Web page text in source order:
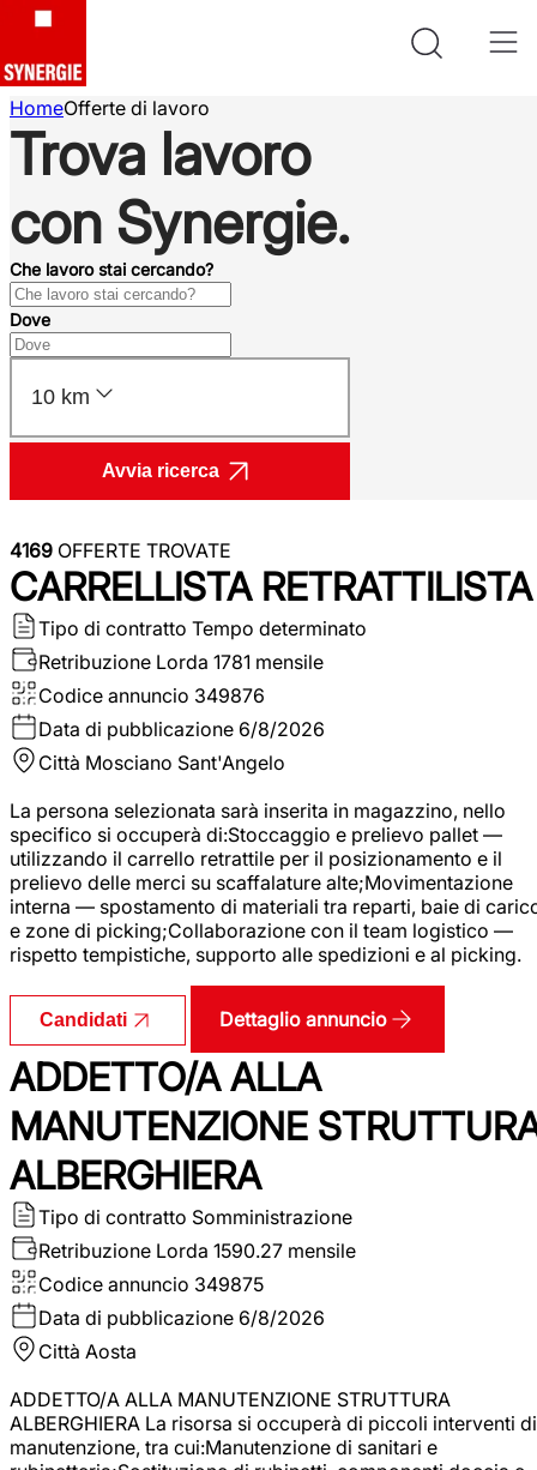
HomeOfferte di lavoro
Trova lavoro
con Synergie.
Che lavoro stai cercando?
Dove
10 km
Avvia ricerca
4169 OFFERTE TROVATE
CARRELLISTA RETRATTILISTA
Tipo di contratto Tempo determinato
Retribuzione Lorda 1781 mensile
Codice annuncio 349876
Data di pubblicazione 6/8/2026
Città Mosciano Sant'Angelo
La persona selezionata sarà inserita in magazzino, nello
specifico si occuperà di:Stoccaggio e prelievo pallet —
utilizzando il carrello retrattile per il posizionamento e il
prelievo delle merci su scaffalature alte;Movimentazione
interna — spostamento di materiali tra reparti, baie di
e zone di picking;Collaborazione con il team logistico —
rispetto tempistiche, supporto alle spedizioni e al picking.
Candidati Dettaglio annuncio
ADDETTO/A ALLA
MANUTENZIONE
ALBERGHIERA
Tipo di contratto Somministrazione
Retribuzione Lorda 1590.27 mensile
Codice annuncio 349875
Data di pubblicazione 6/8/2026
Città Aosta
ADDETTO/A ALLA MANUTENZIONE STRUTTURA
ALBERGHIERA La risorsa si occuperà di piccoli interventi di
manutenzione, tra cui:Manutenzione di sanitari e